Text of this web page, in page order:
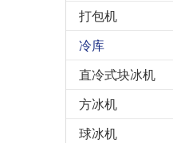
打包机
冷库
直冷式块冰机
方冰机
球冰机